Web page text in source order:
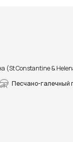
(St Constantine &
Песчано-галечный